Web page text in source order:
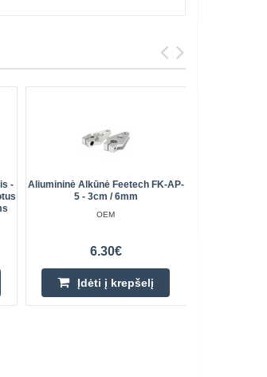
-
Aliumininė Alkūnė Feetech FK-AP-
5 - 3cm / 6mm
OEM
6.30€
Įdėti į krepšelį